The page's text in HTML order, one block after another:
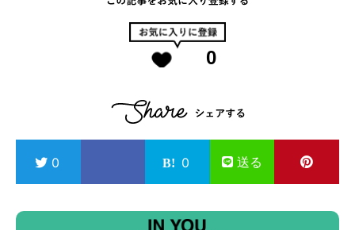
0
0 0 送る